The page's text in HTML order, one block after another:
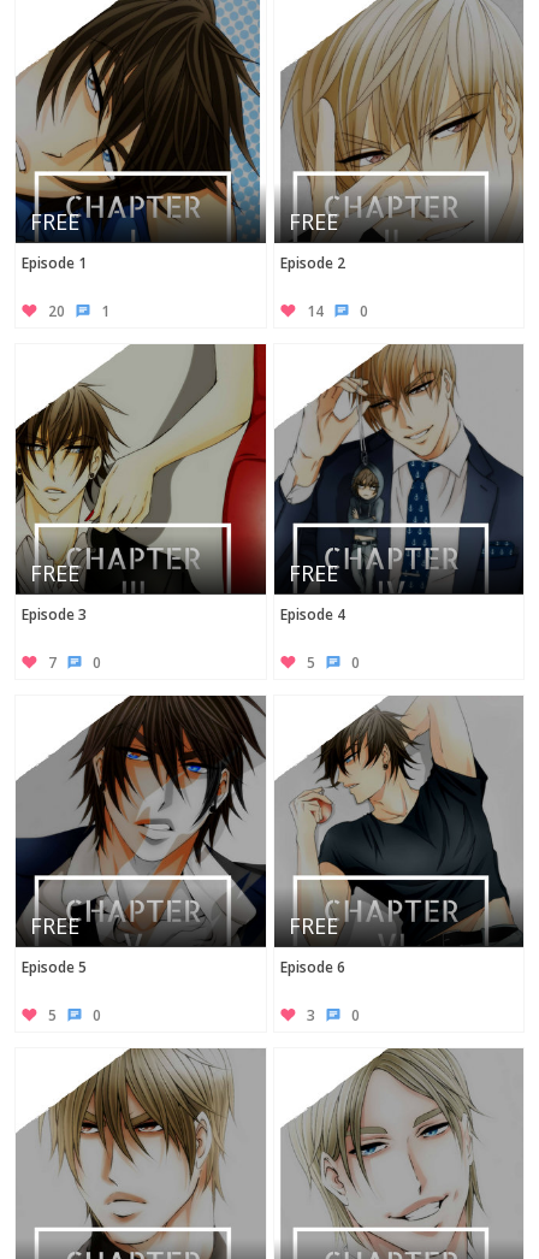
FREE
Episode 1
20 1
FREE
Episode 2
14 0
FREE
Episode 3
7 0
FREE
Episode 4
5 0
FREE
Episode 5
5 0
FREE
Episode 6
3 0